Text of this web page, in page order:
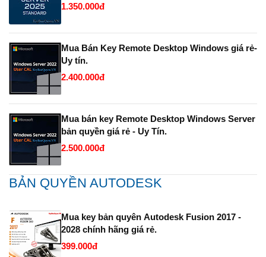
1.350.000đ
Mua Bán Key Remote Desktop Windows giá rẻ-
Uy tín.
2.400.000đ
Mua bán key Remote Desktop Windows Server
bản quyền giá rẻ - Uy Tín.
2.500.000đ
BẢN QUYỀN AUTODESK
Mua key bản quyên Autodesk Fusion 2017 -
2028 chính hãng giá rẻ.
399.000đ